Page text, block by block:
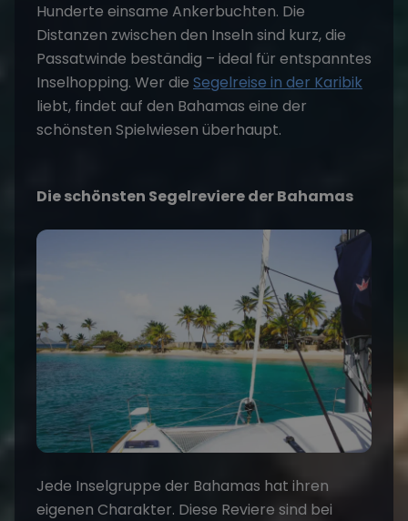
Hunderte einsame Ankerbuchten. Die
Distanzen zwischen den Inseln sind kurz, die
Passatwinde beständig – ideal für entspanntes
Inselhopping. Wer die Segelreise in der Karibik
liebt, findet auf den Bahamas eine der
schönsten Spielwiesen überhaupt.
Die schönsten Segelreviere der Bahamas
Jede Inselgruppe der Bahamas hat ihren
eigenen Charakter. Diese Reviere sind bei